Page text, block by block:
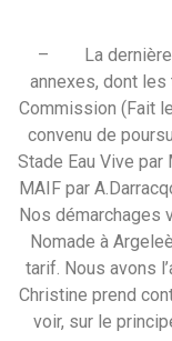
– La dernière
annexes, dont
Commission
convenu de
Stade Eau Vive
MAIF par
Nos démarchages
Nomade à
tarif. Nous avons
Christine prend
voir, sur le